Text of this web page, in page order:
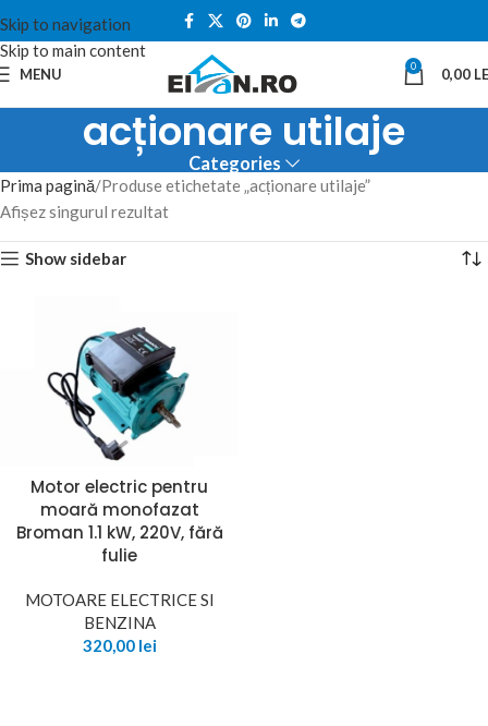
Skip to navigation
Skip to main content
MENU 0 0,00
acționare utilaje
Categories
Prima pagină Produse etichetate „acționare utilaje”
Afișez singurul rezultat
Show sidebar
Motor electric pentru
moară monofazat
Broman 1.1 kW, 220V, fără
fulie
MOTOARE ELECTRICE SI
BENZINA
320,00 lei